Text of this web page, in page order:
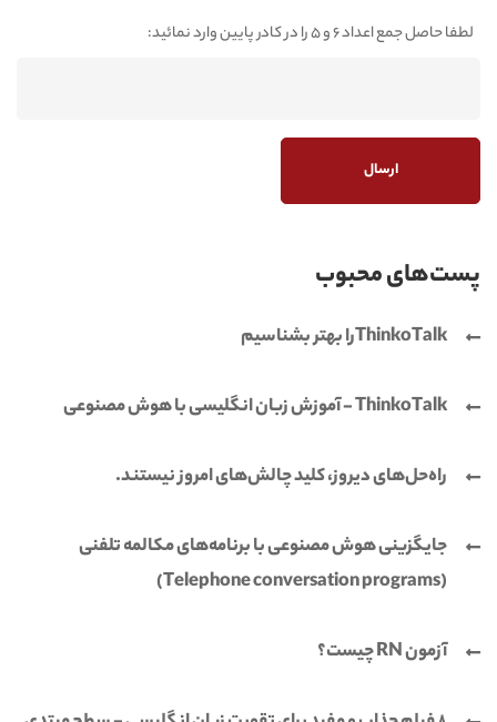
لطفا حاصل جمع اعداد 6 و 5 را در کادر پایین وارد نمائید:
پست‌های محبوب
ThinkoTalkرا بهتر بشناسیم
ThinkoTalk - آموزش زبان انگلیسی با هوش مصنوعی
راه‌حل‌های دیروز، کلید چالش‌های امروز نیستند.
جایگزینی هوش مصنوعی با برنامه‌های مکالمه تلفنی
(Telephone conversation programs)
آزمون RN چیست؟